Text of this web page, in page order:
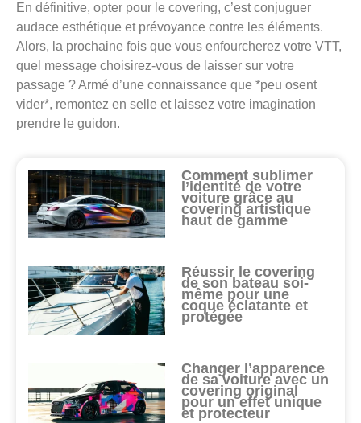
En définitive, opter pour le covering, c’est conjuguer
audace esthétique et prévoyance contre les éléments.
Alors, la prochaine fois que vous enfourcherez votre VTT,
quel message choisirez-vous de laisser sur votre
passage ? Armé d’une connaissance que *peu osent
vider*, remontez en selle et laissez votre imagination
prendre le guidon.
Comment sublimer
l’identité de votre
voiture grâce au
covering artistique
haut de gamme
Réussir le covering
de son bateau soi-
même pour une
coque éclatante et
protégée
Changer l’apparence
de sa voiture avec un
covering original
pour un effet unique
et protecteur